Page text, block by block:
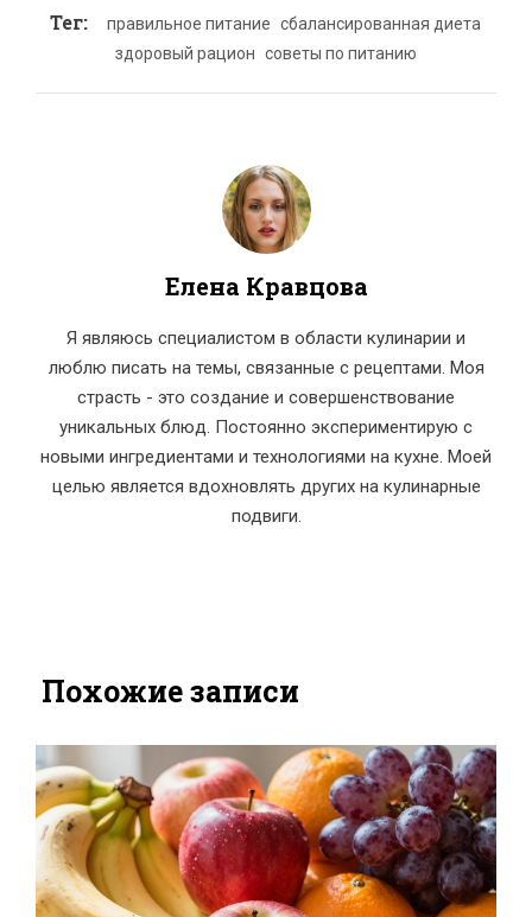
Тег: правильное питание сбалансированная диета
здоровый рацион советы по питанию
Елена Кравцова
Я являюсь специалистом в области кулинарии и
люблю писать на темы, связанные с рецептами. Моя
страсть - это создание и совершенствование
уникальных блюд. Постоянно экспериментирую с
новыми ингредиентами и технологиями на кухне. Моей
целью является вдохновлять других на кулинарные
подвиги.
Похожие записи